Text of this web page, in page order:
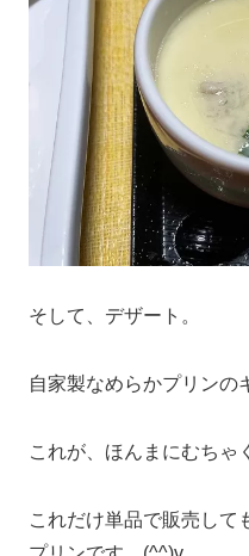
そして、デザート。
自家製なめらかプリンの
これが、ほんまにむちゃ
これだけ単品で販売して